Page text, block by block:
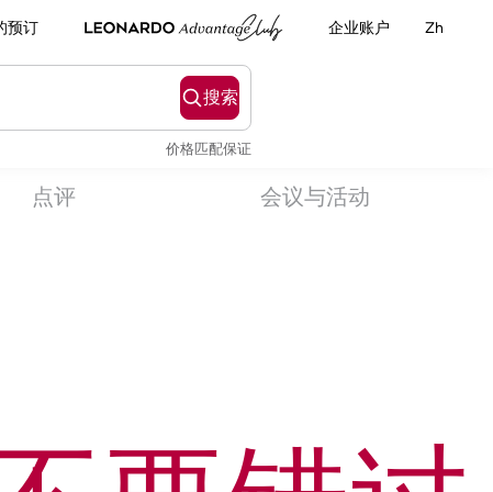
预订 企业账户 Zh
搜索
价格匹配保证
点评 会议与活动